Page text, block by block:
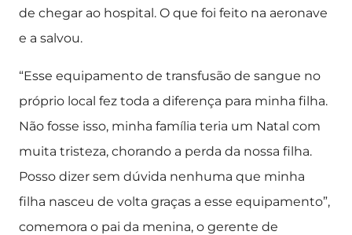
de chegar ao hospital. O que foi feito na aeronave
e a salvou.
“Esse equipamento de transfusão de sangue no
próprio local fez toda a diferença para minha filha.
Não fosse isso, minha família teria um Natal com
muita tristeza, chorando a perda da nossa filha.
Posso dizer sem dúvida nenhuma que minha
filha nasceu de volta graças a esse equipamento”,
comemora o pai da menina, o gerente de